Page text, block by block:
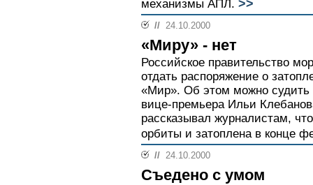
механизмы АПЛ. >>
// 24.10.2000
«Миру» - нет
Российское правительство
отдать распоряжение о
«Мир». Об этом можно
вице-премьера Ильи
рассказывал журналистам,
орбиты и затоплена в конце
// 24.10.2000
Съедено с умом